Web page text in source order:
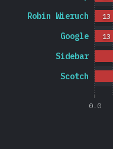
0.0
Scotch
Sidebar
Google
Robin Wieruch
13
13